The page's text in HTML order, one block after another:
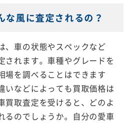
な風に査定されるの？
、車の状態やスペックなど
されます。車種やグレードを
場を調べることはできます
いなどによっても買取価格は
買取査定を受けると、どのよ
るのでしょうか。自分の愛車